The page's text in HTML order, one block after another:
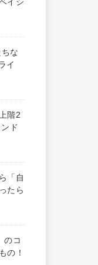
な
イ
階2
ド
「自
たら
のコ
の！